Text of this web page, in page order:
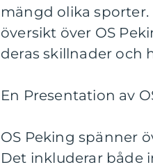
mängd olika
översikt över OS
deras skillnader och
En Presentation av
OS Peking spänner
Det inkluderar både